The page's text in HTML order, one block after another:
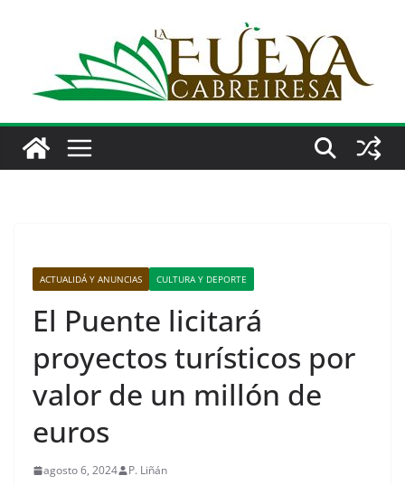
ACTUALIDÁ Y ANUNCIAS CULTURA Y DEPORTE
El Puente licitará
proyectos turísticos por
valor de un millón de
euros
agosto 6, 2024 P. Liñán